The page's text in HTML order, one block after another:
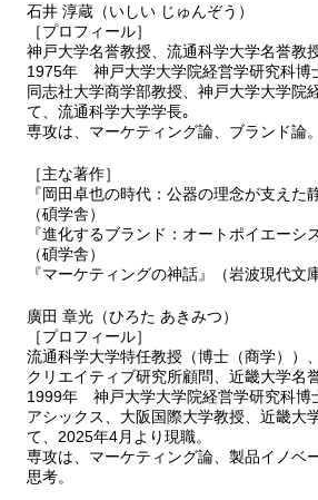
1 はじめに
2 熱狂的ファンをつかむ「スノーピーク」
3 顧客関係の構築と関係維持
4 おわりに
第11章 ビジネスモデルのマネジメント
2 タニタの製品開発とマーケティング
3 タニタのビジネスモデル開発
4 おわりに
第12章 顧客理解のマネジメント
2 ファンとともに成長するマツダCXシリー
3 顧客を理解するということ
4 顧客理解のマネジメント
5 おわりに
第13章 ブランド構築のマネジメント
1 はじめに
2 グローバルブランドとしての「キットカ
石井 淳蔵（いしい じゅんぞう）
［プロフィール］
神戸大学名誉教授、流通科学大学名誉教
1975年 神戸大学大学院経営学研究科博
同志社大学商学部教授、神戸大学大学院
て、流通科学大学学長｡
専攻は、マーケティング論、ブランド論。
［主な著作］
『岡田卓也の時代：公器の理念が支えた
（碩学舎）
『進化するブランド：オートポイエーシ
（碩学舎）
『マーケティングの神話』（岩波現代文庫
廣田 章光（ひろた あきみつ）
［プロフィール］
流通科学大学特任教授（博士（商学））
クリエイティブ研究所顧問、近畿大学名
1999年 神戸大学大学院経営学研究科博
アシックス、大阪国際大学教授、近畿大
て、2025年4月より現職。
専攻は、マーケティング論、製品イノベ
思考。